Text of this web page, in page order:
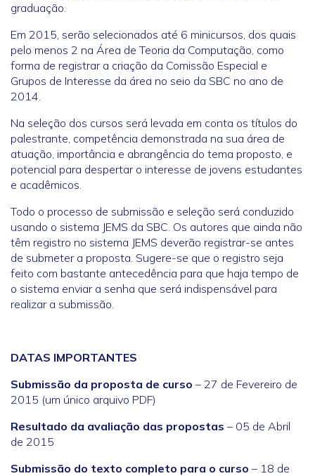
graduação.
Em 2015, serão selecionados até 6 minicursos, dos quais
pelo menos 2 na Área de Teoria da Computação, como
forma de registrar a criação da Comissão Especial e
Grupos de Interesse da área no seio da SBC no ano de
2014.
Na seleção dos cursos será levada em conta os títulos do
palestrante, competência demonstrada na sua área de
atuação, importância e abrangência do tema proposto, e
potencial para despertar o interesse de jovens estudantes
e acadêmicos.
Todo o processo de submissão e seleção será conduzido
usando o sistema JEMS da SBC. Os autores que ainda não
têm registro no sistema JEMS deverão registrar-se antes
de submeter a proposta. Sugere-se que o registro seja
feito com bastante antecedência para que haja tempo de
o sistema enviar a senha que será indispensável para
realizar a submissão.
DATAS IMPORTANTES
Submissão da proposta de curso – 27 de Fevereiro de
2015 (um único arquivo PDF)
Resultado da avaliação das propostas – 05 de Abril
de 2015
Submissão do texto completo para o curso – 18 de